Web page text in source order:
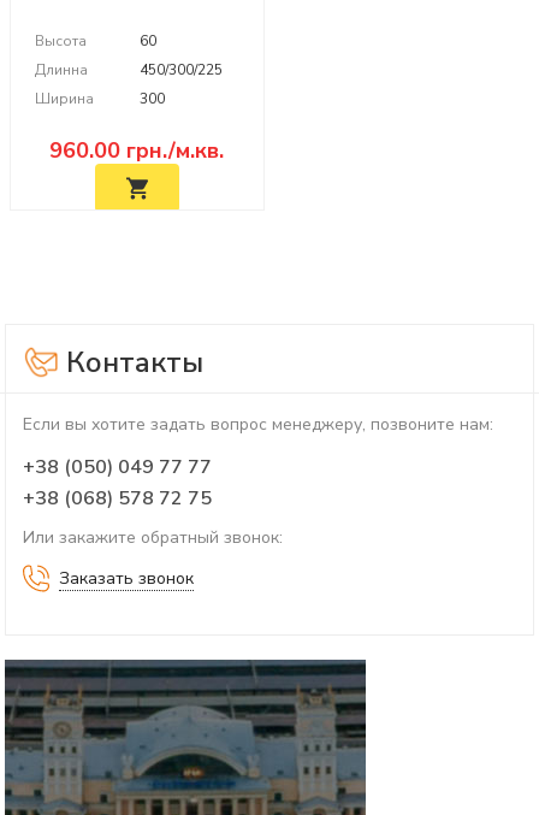
Высота
60
Длинна
450/300/225
Ширина
300
960.00 грн./м.кв.
Контакты
Если вы хотите задать вопрос менеджеру, позвоните нам:
+38 (050) 049 77 77
+38 (068) 578 72 75
Или закажите обратный звонок:
Заказать звонок